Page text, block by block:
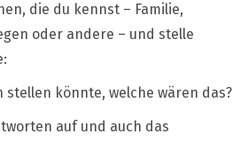
die du kennst – Familie,
oder andere – und stelle
stellen könnte, welche wären das?
auf und auch das